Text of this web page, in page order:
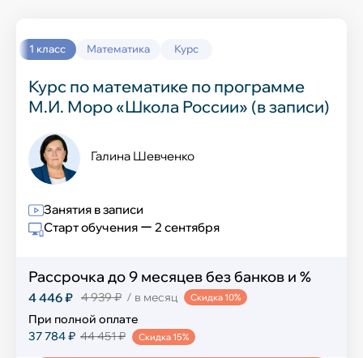
История
Химия
География
Информатика
Английский язык
Музыка
Физическая культура
1 класс Математика Курс
Курс по математике по программе
М.И. Моро «Школа России» (в записи)
Галина Шевченко
Занятия в записи
Старт обучения ー 2 сентября
Рассрочка до 9 месяцев без банков и %
4 446 ₽ 4 939 ₽ / в месяц Скидка 10%
При полной оплате
37 784 ₽ 44 451 ₽ Скидка 15%